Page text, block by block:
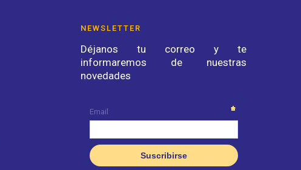
NEWSLETTER
Déjanos tu correo y te
informaremos de nuestras
novedades